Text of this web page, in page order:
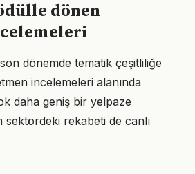
dönen
dönemde tematik çeşitliliğe
incelemeleri alanında
daha geniş bir yelpaze
rekabeti de canlı